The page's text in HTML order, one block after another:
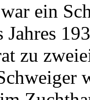
ein
Jahres
zu